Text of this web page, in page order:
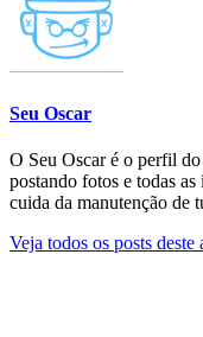
Seu Oscar
O Seu Oscar é o perfil
postando fotos e todas
cuida da manutenção de
Veja todos os posts deste